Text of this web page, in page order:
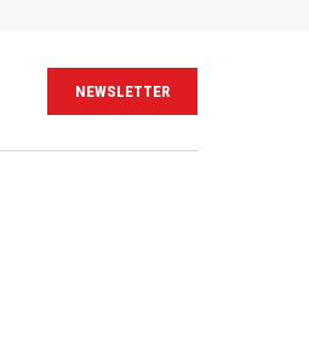
NEWSLETTER